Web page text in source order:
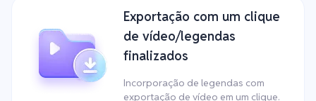
Exportação com um clique
de vídeo/legendas
finalizados
Incorporação de legendas com
exportação de vídeo em um clique.